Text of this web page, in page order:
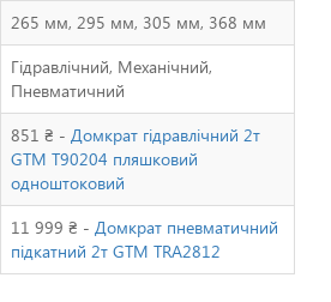
265 мм, 295 мм, 305 мм, 368 мм
Гідравлічний, Механічний,
Пневматичний
851 ₴ - Домкрат гідравлічний 2т
GTM Т90204 пляшковий
одноштоковий
11 999 ₴ - Домкрат пневматичний
підкатний 2т GTM TRA2812